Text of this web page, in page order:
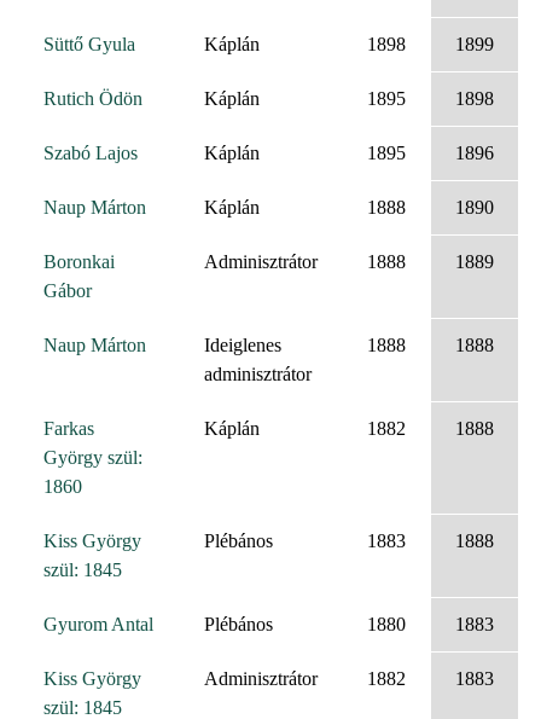
Süttő Gyula Káplán 1898 1899
Rutich Ödön Káplán 1895 1898
Szabó Lajos Káplán 1895 1896
Naup Márton Káplán 1888 1890
Boronkai
Gábor
Adminisztrátor 1888 1889
Naup Márton
Ideiglenes
adminisztrátor
1888 1888
Farkas
György szül:
1860
Káplán 1882 1888
Kiss György
szül: 1845
Plébános 1883 1888
Gyurom Antal Plébános 1880 1883
Kiss György
szül: 1845
Adminisztrátor 1882 1883